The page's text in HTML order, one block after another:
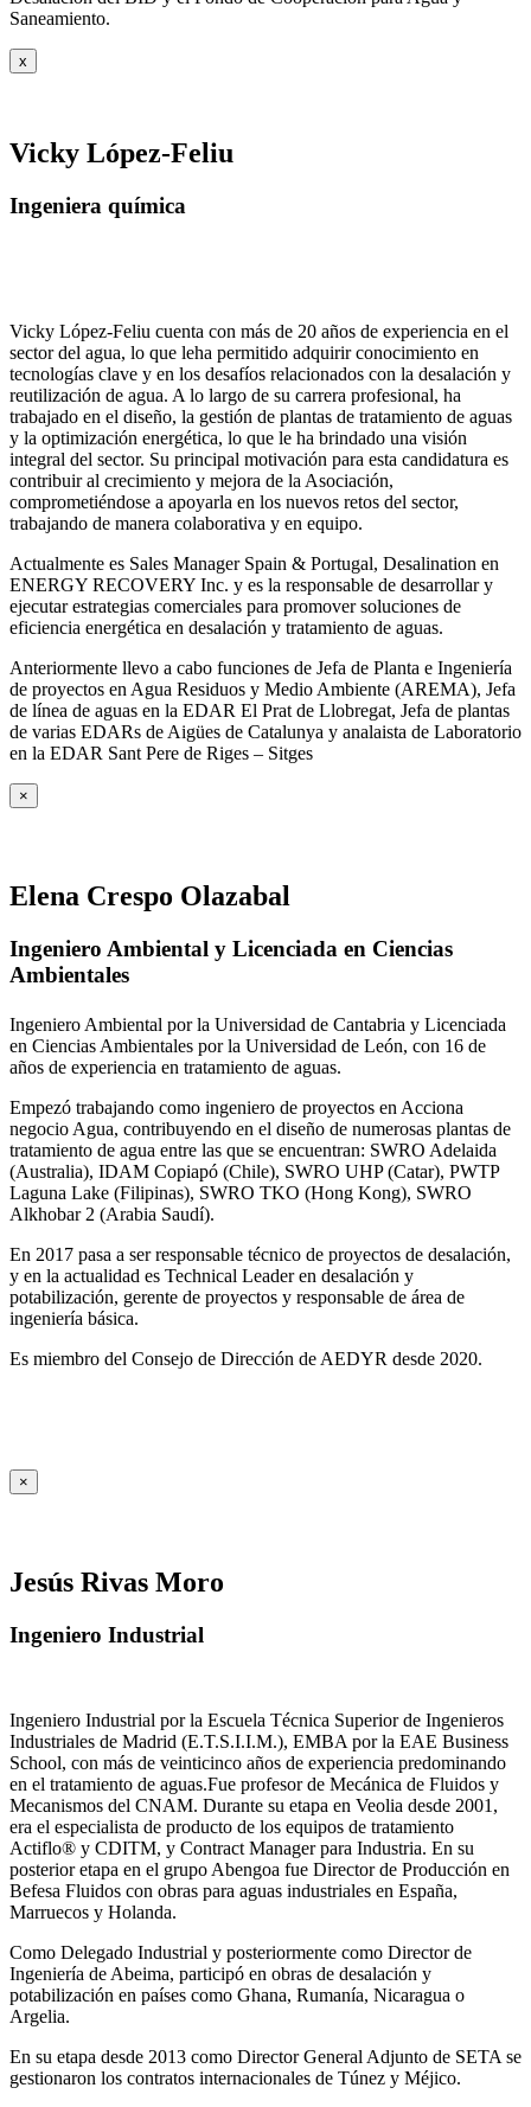
Saneamiento.
x
Vicky López-Feliu
Ingeniera química
Vicky López-Feliu cuenta con más de 20 años de experiencia en el
sector del agua, lo que leha permitido adquirir conocimiento en
tecnologías clave y en los desafíos relacionados con la desalación y
reutilización de agua. A lo largo de su carrera profesional, ha
trabajado en el diseño, la gestión de plantas de tratamiento de aguas
y la optimización energética, lo que le ha brindado una visión
integral del sector. Su principal motivación para esta candidatura es
contribuir al crecimiento y mejora de la Asociación,
comprometiéndose a apoyarla en los nuevos retos del sector,
trabajando de manera colaborativa y en equipo.
Actualmente es Sales Manager Spain & Portugal, Desalination en
ENERGY RECOVERY Inc. y es la responsable de desarrollar y
ejecutar estrategias comerciales para promover soluciones de
eficiencia energética en desalación y tratamiento de aguas.
Anteriormente llevo a cabo funciones de Jefa de Planta e Ingeniería
de proyectos en Agua Residuos y Medio Ambiente (AREMA), Jefa
de línea de aguas en la EDAR El Prat de Llobregat, Jefa de plantas
de varias EDARs de Aigües de Catalunya y analaista de Laboratorio
en la EDAR Sant Pere de Riges – Sitges
×
Elena Crespo Olazabal
Ingeniero Ambiental y Licenciada en Ciencias
Ambientales
Ingeniero Ambiental por la Universidad de Cantabria y Licenciada
en Ciencias Ambientales por la Universidad de León, con 16 de
años de experiencia en tratamiento de aguas.
Empezó trabajando como ingeniero de proyectos en Acciona
negocio Agua, contribuyendo en el diseño de numerosas plantas de
tratamiento de agua entre las que se encuentran: SWRO Adelaida
(Australia), IDAM Copiapó (Chile), SWRO UHP (Catar), PWTP
Laguna Lake (Filipinas), SWRO TKO (Hong Kong), SWRO
Alkhobar 2 (Arabia Saudí).
En 2017 pasa a ser responsable técnico de proyectos de desalación,
y en la actualidad es Technical Leader en desalación y
potabilización, gerente de proyectos y responsable de área de
ingeniería básica.
Es miembro del Consejo de Dirección de AEDYR desde 2020.
×
Jesús Rivas Moro
Ingeniero Industrial
Ingeniero Industrial por la Escuela Técnica Superior de Ingenieros
Industriales de Madrid (E.T.S.I.I.M.), EMBA por la EAE Business
School, con más de veinticinco años de experiencia predominando
en el tratamiento de aguas.Fue profesor de Mecánica de Fluidos y
Mecanismos del CNAM. Durante su etapa en Veolia desde 2001,
era el especialista de producto de los equipos de tratamiento
Actiflo® y CDITM, y Contract Manager para Industria. En su
posterior etapa en el grupo Abengoa fue Director de Producción en
Befesa Fluidos con obras para aguas industriales en España,
Marruecos y Holanda.
Como Delegado Industrial y posteriormente como Director de
Ingeniería de Abeima, participó en obras de desalación y
potabilización en países como Ghana, Rumanía, Nicaragua o
Argelia.
En su etapa desde 2013 como Director General Adjunto de SETA se
gestionaron los contratos internacionales de Túnez y Méjico.